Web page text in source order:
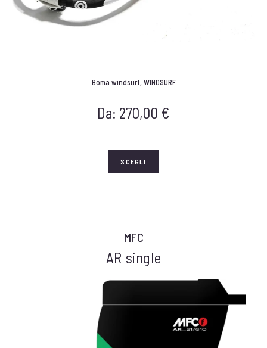
Boma windsurf, WINDSURF
Da: 270,00 €
SCEGLI
MFC
AR single